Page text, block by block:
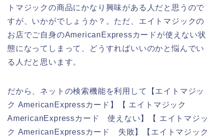
トマジックの商品にかなり興味がある人だと思うので
すが、いかがでしょうか？。ただ、エイトマジックの
お店でご自身のAmericanExpressカードが使えない状
態になってしまって、どうすればいいのかと悩んでい
る人だと思います。
だから、ネットの検索機能を利用して【エイトマジッ
ク AmericanExpressカード】【 エイトマジック
AmericanExpressカード 使えない】【 エイトマジッ
ク AmericanExpressカード 失敗】【エイトマジック